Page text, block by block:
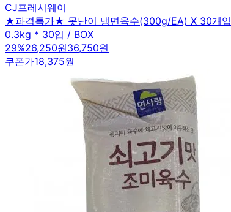
CJ프레시웨이
★파격특가★ 못난이 냉면육수(300g/EA) X 30개입
0.3kg * 30입 / BOX
29%26,250원36,750원
쿠폰가18,375원